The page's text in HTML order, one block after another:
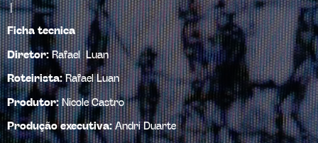
|
Ficha tecnica
Diretor:Rafael Luan
Roteirista:Rafael Luan
Produtor:Nicole Castro
Produção executiva:Andri Duarte